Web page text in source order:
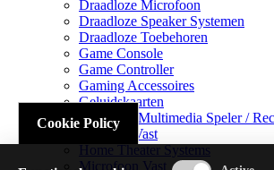
Draadloze Microfoon
Draadloze Speaker Systemen
Draadloze Toebehoren
Game Console
Game Controller
Gaming Accessoires
Geluidskaarten
Handheld Multimedia Speler /
Headsets Vast
Home Theater Systems
Microfoon Vast
Cookie Policy